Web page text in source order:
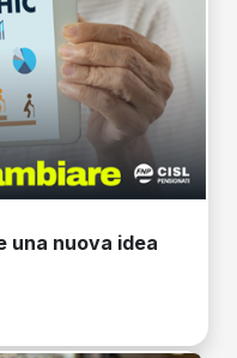
una nuova idea